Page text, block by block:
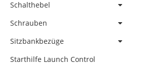
Schalthebel
Schrauben
Sitzbankbezüge
Starthilfe Launch Control